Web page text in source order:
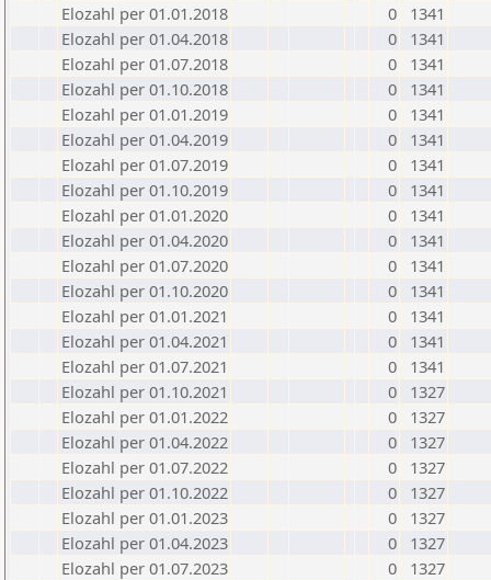
Elozahl per 01.01.2018
0
1341
Elozahl per 01.04.2018
0
1341
Elozahl per 01.07.2018
0
1341
Elozahl per 01.10.2018
0
1341
Elozahl per 01.01.2019
0
1341
Elozahl per 01.04.2019
0
1341
Elozahl per 01.07.2019
0
1341
Elozahl per 01.10.2019
0
1341
Elozahl per 01.01.2020
0
1341
Elozahl per 01.04.2020
0
1341
Elozahl per 01.07.2020
0
1341
Elozahl per 01.10.2020
0
1341
Elozahl per 01.01.2021
0
1341
Elozahl per 01.04.2021
0
1341
Elozahl per 01.07.2021
0
1341
Elozahl per 01.10.2021
0
1327
Elozahl per 01.01.2022
0
1327
Elozahl per 01.04.2022
0
1327
Elozahl per 01.07.2022
0
1327
Elozahl per 01.10.2022
0
1327
Elozahl per 01.01.2023
0
1327
Elozahl per 01.04.2023
0
1327
Elozahl per 01.07.2023
0
1327